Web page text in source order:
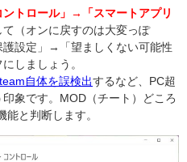
ントロール」→「スマートアプリ
て（オンに戻すのは大変っぽ
護設定」→「望ましくない可能性
しましょう。
自体を誤検出するなど、PC超
象です。MOD（チート）どころ
能と判断します。